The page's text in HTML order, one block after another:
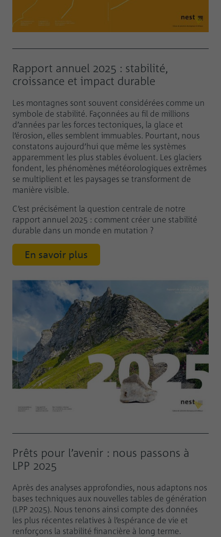
Rapport annuel 2025 : stabilité,
croissance et impact durable
Les montagnes sont souvent considérées comme un
symbole de stabilité. Façonnées au fil de millions
d’années par les forces tectoniques, la glace et
l’érosion, elles semblent immuables. Pourtant, nous
constatons aujourd’hui que même les systèmes
apparemment les plus stables évoluent. Les glaciers
fondent, les phénomènes météorologiques extrêmes
se multiplient et les paysages se transforment de
manière visible.
C’est précisément la question centrale de notre
rapport annuel 2025 : comment créer une stabilité
durable dans un monde en mutation ?
En savoir plus
Prêts pour l’avenir : nous passons à
LPP 2025
Après des analyses approfondies, nous adaptons nos
bases techniques aux nouvelles tables de génération
(LPP 2025). Nous tenons ainsi compte des données
les plus récentes relatives à l’espérance de vie et
renforçons la stabilité financière à long terme.